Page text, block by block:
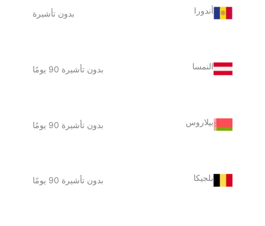
أندورا بدون تأشيرة
النمسا بدون تأشيرة 90 يومًا
بيلاروس بدون تأشيرة 90 يومًا
بلجيكا بدون تأشيرة 90 يومًا